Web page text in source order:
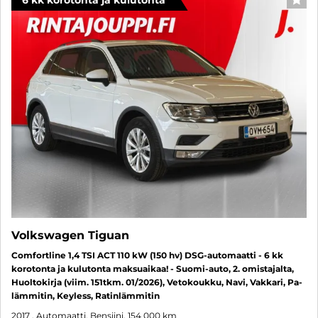
Volkswagen Tiguan
Comfortline 1,4 TSI ACT 110 kW (150 hv) DSG-automaatti - 6 kk
korotonta ja kulutonta maksuaikaa! - Suomi-auto, 2. omistajalta,
Huoltokirja (viim. 151tkm. 01/2026), Vetokoukku, Navi, Vakkari, Pa-
lämmitin, Keyless, Ratinlämmitin
2017 , Automaatti, Bensiini, 154 000 km